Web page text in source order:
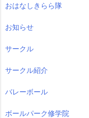
おはなしきらら隊
お知らせ
サークル
サークル紹介
バレーボール
ボールパーク修学院